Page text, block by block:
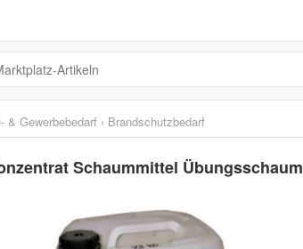
& Gewerbebedarf › Brandschutzbedarf
Schaummittel Übungsschaum